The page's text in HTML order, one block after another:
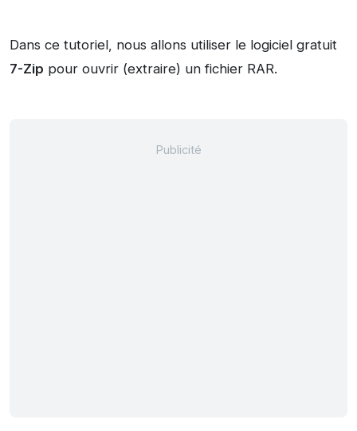
Dans ce tutoriel, nous allons utiliser le logiciel gratuit
7-Zip pour ouvrir (extraire) un fichier RAR.